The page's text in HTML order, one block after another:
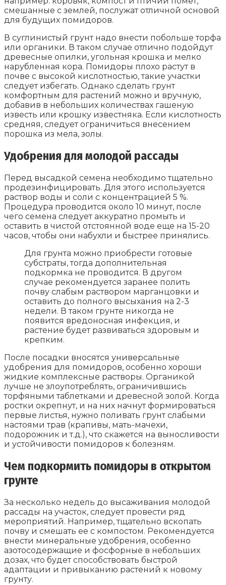
смешанные с землей, послужат отличной основой
для будущих помидоров.
В суглинистый грунт надо внести побольше торфа
или органики. В таком случае отлично подойдут
древесные опилки, угольная крошка и мелко
нарубленная кора. Помидоры плохо растут в
почве с высокой кислотностью, такие участки
следует избегать. Однако сделать грунт
комфортным для растений можно и вручную,
добавив в небольших количествах гашеную
известь или крошку известняка. Если кислотность
средняя, следует ограничиться внесением
порошка из мела, золы.
Удобрения для молодой рассады
Перед высадкой семена необходимо тщательно
продезинфицировать. Для этого используется
раствор воды и соли с концентрацией 5 %.
Процедура проводится около 10 минут, после
чего семена следует аккуратно промыть и
оставить в чистой отстоянной воде еще на 15-20
часов, чтобы они набухли и быстрее принялись.
Для грунта можно приобрести готовые
субстраты, тогда дополнительная
подкормка не проводится. В другом
случае рекомендуется заранее полить
почву слабым раствором марганцовки и
оставить до полного высыхания на 2-3
недели. В таком грунте никогда не
появится вредоносная инфекция, и
растение будет развиваться здоровым и
крепким.
После посадки вносятся универсальные
удобрения для помидоров, особенно хороши
жидкие комплексные растворы. Органикой
лучше не злоупотреблять, ограничившись
торфяными таблетками и древесной золой. Когда
ростки окрепнут, и на них начнут формироваться
первые листья, нужно поливать грунт слабыми
настоями трав (крапивы, мать-мачехи,
подорожник и т.д.), что скажется на выносливости
и устойчивости помидоров к болезням.
Чем подкормить помидоры в открытом
грунте
За несколько недель до высаживания молодой
рассады на участок, следует провести ряд
мероприятий. Например, тщательно вскопать
почву и смешать ее с компостом. Рекомендуется
внести минеральные удобрения, особенно
азотосодержащие и фосфорные в небольших
дозах, что будет способствовать быстрой
адаптации и привыканию растений к новому
грунту.